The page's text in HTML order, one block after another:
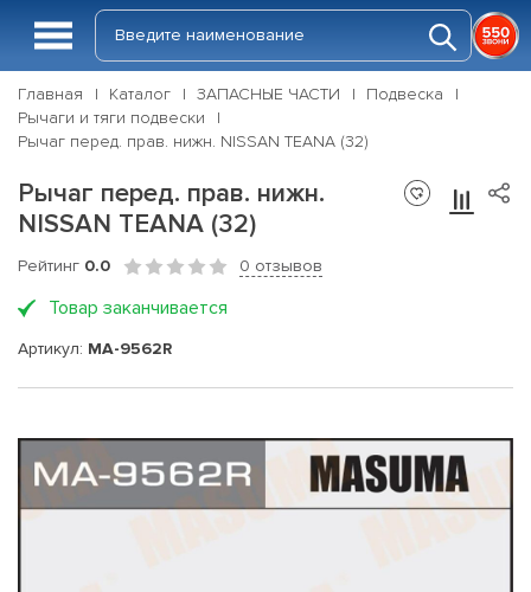
Главная Каталог ЗАПАСНЫЕ ЧАСТИ
Подвеска
Рычаги и тяги подвески
Рычаг перед. прав. нижн. NISSAN TEANA (32)
Рычаг перед. прав. нижн.
NISSAN TEANA (32)
Рейтинг 0.0 0 отзывов
Товар заканчивается
Артикул: MA-9562R